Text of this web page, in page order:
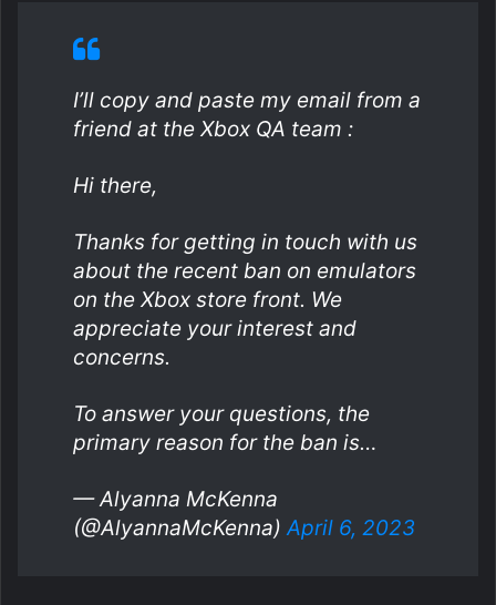
I’ll copy and paste my email from a
friend at the Xbox QA team :
Hi there,
Thanks for getting in touch with us
about the recent ban on emulators
on the Xbox store front. We
appreciate your interest and
concerns.
To answer your questions, the
primary reason for the ban is…
— Alyanna McKenna
(@AlyannaMcKenna)April 6, 2023